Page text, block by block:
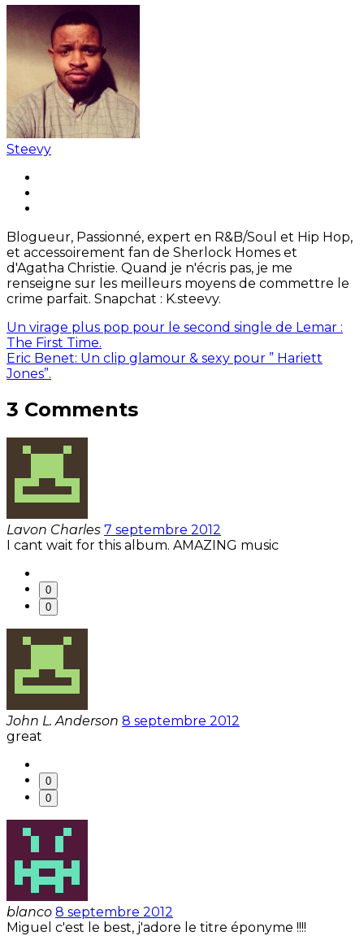
Steevy
Blogueur, Passionné, expert en R&B/Soul et Hip Hop,
et accessoirement fan de Sherlock Homes et
d'Agatha Christie. Quand je n'écris pas, je me
renseigne sur les meilleurs moyens de commettre le
crime parfait. Snapchat : K.steevy.
Un virage plus pop pour le second single de Lemar :
The First Time.
Eric Benet: Un clip glamour & sexy pour ” Hariett
Jones”.
3 Comments
Lavon Charles 7 septembre 2012
I cant wait for this album. AMAZING music
0
0
John L. Anderson 8 septembre 2012
great
0
0
blanco 8 septembre 2012
Miguel c'est le best, j'adore le titre éponyme !!!!